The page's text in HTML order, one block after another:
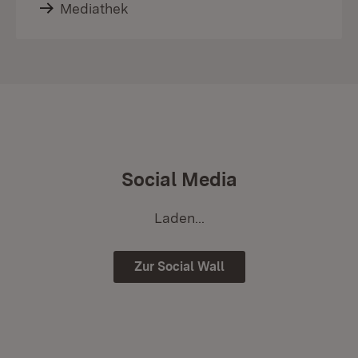
Mediathek
Social Media
Laden...
Zur Social Wall